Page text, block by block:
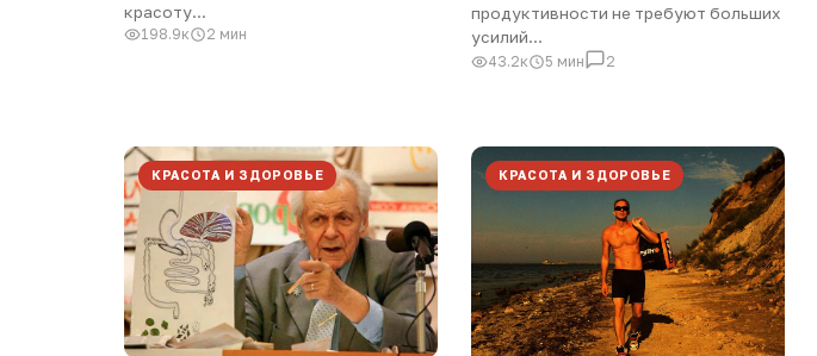
красоту...
198.9к 2 мин
продуктивности не требуют больших
усилий...
43.2к 5 мин 2
КРАСОТА И ЗДОРОВЬЕ КРАСОТА И ЗДОРОВЬЕ